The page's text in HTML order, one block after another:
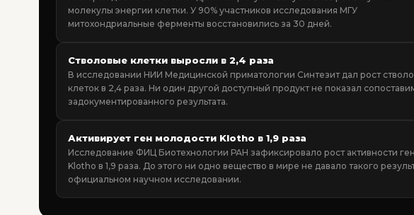
молекулы энергии клетки. У 90% участников исследования МГУ
митохондриальные ферменты восстановились за 30 дней.
Стволовые клетки выросли в 2,4 раза
В исследовании НИИ Медицинской приматологии Синтезит дал рост
клеток в 2,4 раза. Ни один другой доступный продукт не показал
задокументированного результата.
Активирует ген молодости Klotho в 1,9 раза
Исследование ФИЦ Биотехнологии РАН зафиксировало рост активности
Klotho в 1,9 раза. До этого ни одно вещество в мире не давало такого
официальном научном исследовании.